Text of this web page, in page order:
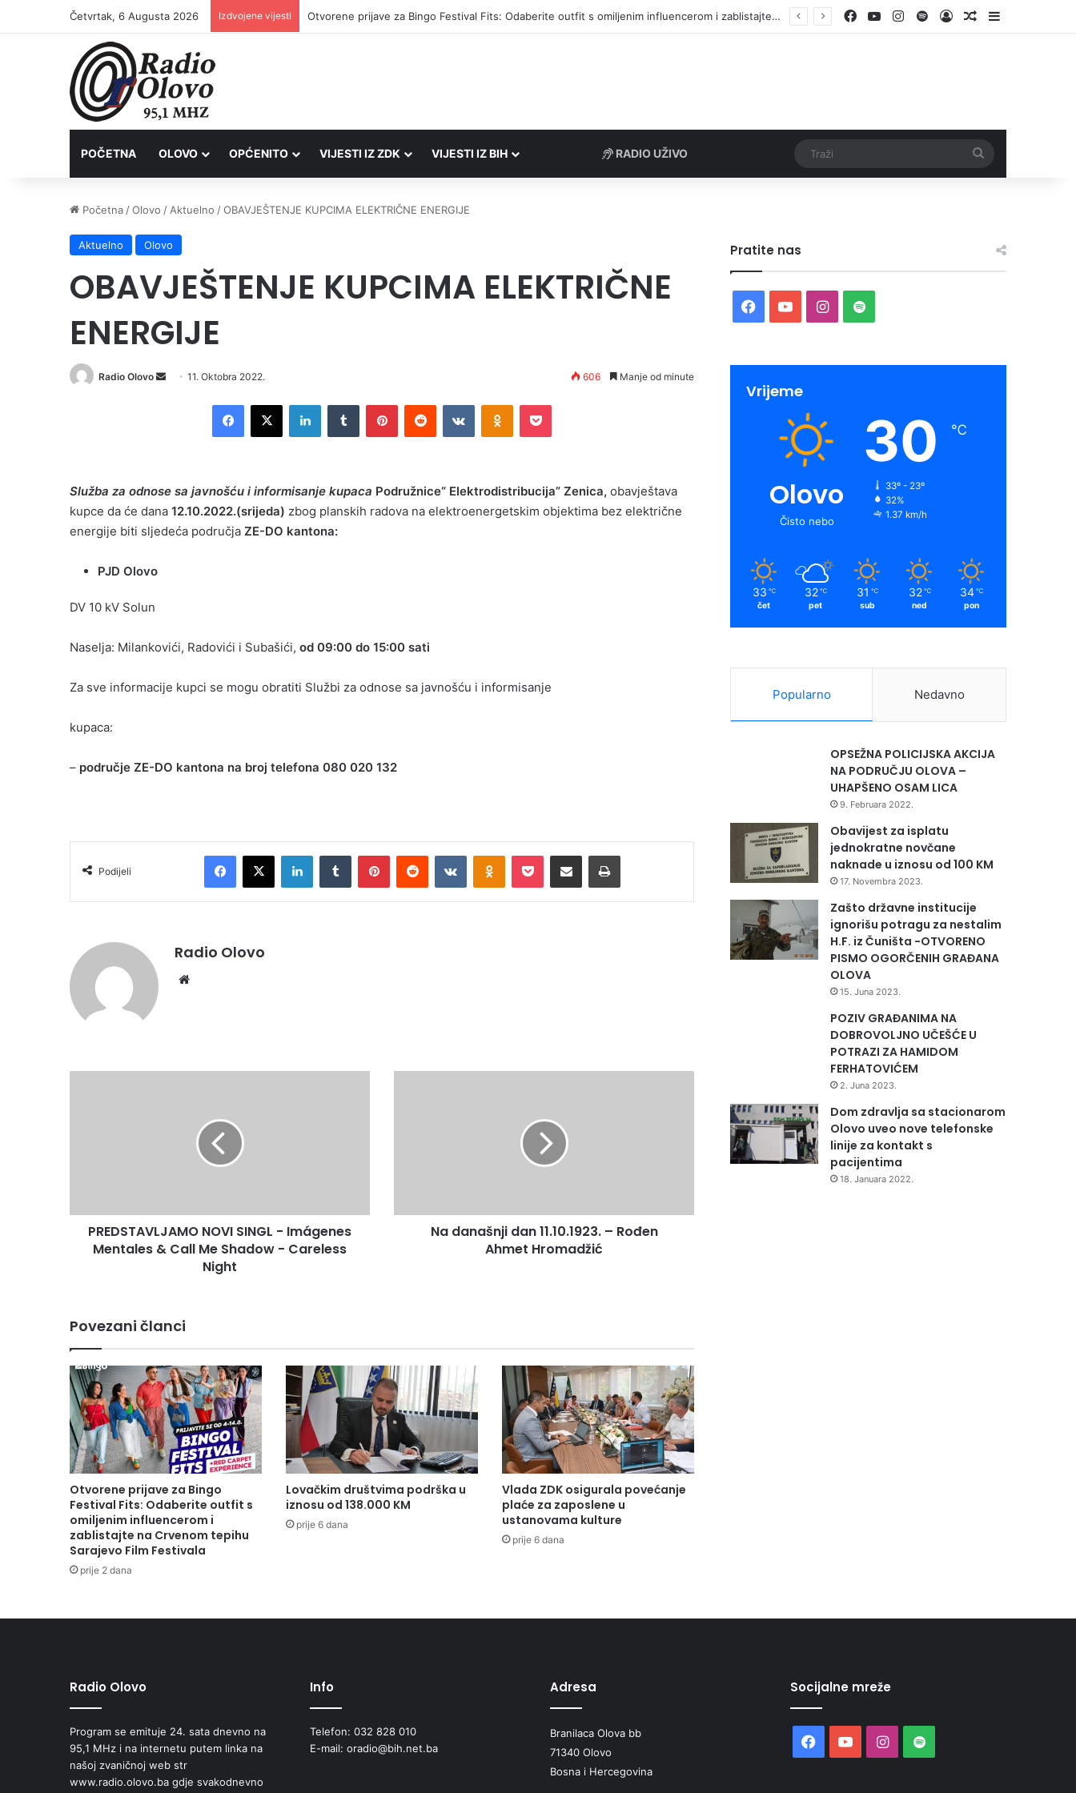
Četvrtak, 6 Augusta 2026 Izdvojene vijesti Lovačkim društvima podrška u iznosu od 138.000 KM Facebook
YouTubeInstagram
SpotifyLog InRandom Article
Sidebar
POČETNA OLOVO OPĆENITO VIJESTI IZ ZDK VIJESTI IZ BIH
Početna /Olovo / Aktuelno /OBAVJEŠTENJE KUPCIMA ELEKTRIČNE ENERGIJE
Aktuelno Olovo
OBAVJEŠTENJE KUPCIMA ELEKTRIČNE
ENERGIJE
Radio Olovo
Send11. Oktobra 2022. 606 Manje od minute
Facebook
X LinkedInTumblr PinterestReddit VKontakteOdnoklassniki
Pocket
Služba za odnose sa javnošću i informisanje kupaca Podružnice“ Elektrodistribucija” Zenica, obavještava
kupce da će dana 12.10.2022.(srijeda) zbog planskih radova na elektroenergetskim objektima bez električne
energije biti sljedeća područja ZE-DO kantona:
PJD Olovo
DV 10 kV Solun
Naselja: Milankovići, Radovići i Subašići, od 09:00 do 15:00 sati
Za sve informacije kupci se mogu obratiti Službi za odnose sa javnošću i informisanje
kupaca:
– područje ZE-DO kantona na broj telefona 080 020 132
Podijeli
Facebook
X LinkedInTumblr PinterestReddit VKontakteOdnoklassniki
Pocket Podijeli putem Emaila Print
Radio Olovo
Me
Shadow
PREDSTAVLJAMO NOVI SINGL - Imágenes
Mentales & Call Me Shadow - Careless
Night
Na današnji dan 11.10.1923. – Rođen
Ahmet Hromadžić
Povezani članci
Otvorene prijave za Bingo
Festival Fits: Odaberite outfit s
omiljenim influencerom i
zablistajte na Crvenom tepihu
Sarajevo Film Festivala
prije 2 dana
Lovačkim društvima podrška u
iznosu od 138.000 KM
prije 6 dana
Vlada ZDK osigurala povećanje
plaće za zaposlene u
ustanovama kulture
prije 6 dana
Pratite nas
Facebook
YouTubeInstagram
Spotify
Vrijeme
Olovo
Čisto nebo
30 ℃
33º - 23º
32%
1.37 km/h
33 ℃
čet
32 ℃
pet
31 ℃
sub
32 ℃
ned
34 ℃
pon
Popularno Nedavno
OPSEŽNA POLICIJSKA AKCIJA
NA PODRUČJU OLOVA –
UHAPŠENO OSAM LICA
9. Februara 2022.
Obavijest za isplatu
jednokratne novčane
naknade u iznosu od 100 KM
17. Novembra 2023.
Zašto državne institucije
ignorišu potragu za nestalim
H.F. iz Čuništa -OTVORENO
PISMO OGORČENIH GRAĐANA
OLOVA
15. Juna 2023.
POZIV GRAĐANIMA NA
DOBROVOLJNO UČEŠĆE U
POTRAZI ZA HAMIDOM
FERHATOVIĆEM
2. Juna 2023.
Dom zdravlja sa stacionarom
Olovo uveo nove telefonske
linije za kontakt s
pacijentima
18. Januara 2022.
Radio Olovo
Program se emituje 24. sata dnevno na
95,1 MHz i na internetu putem linka na
našoj zvaničnoj web str
www.radio.olovo.ba gdje svakodnevno
Info
Telefon: 032 828 010
E-mail: oradio@bih.net.ba
Adresa
Branilaca Olova bb
71340 Olovo
Bosna i Hercegovina
Socijalne mreže
Facebook
YouTubeInstagram
Spotify